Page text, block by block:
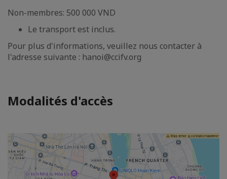
Non-membres: 500 000 VND
Le transport est inclus.
Pour plus d'informations, veuillez nous contacter à
l'adresse suivante : hanoi@ccifv.org
Modalités d'accès